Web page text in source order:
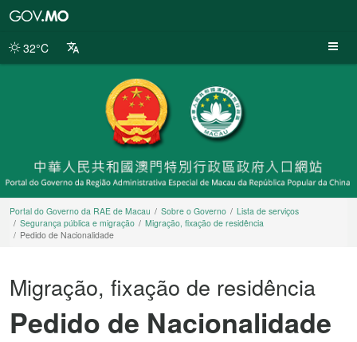
da
32°C
Portal do Governo da RAE de Macau Sobre o Governo
Lista de serviços
Segurança pública e migração
Migração, fixação de residência
Pedido de Nacionalidade
Migração, fixação de residência
Pedido de Nacionalidade